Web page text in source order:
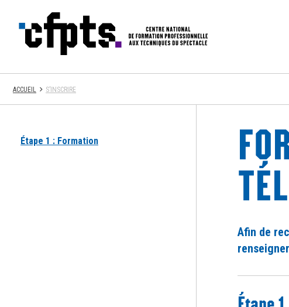
ACCUEIL S’INSCRIRE
Étape 1 : Formation
Afin de